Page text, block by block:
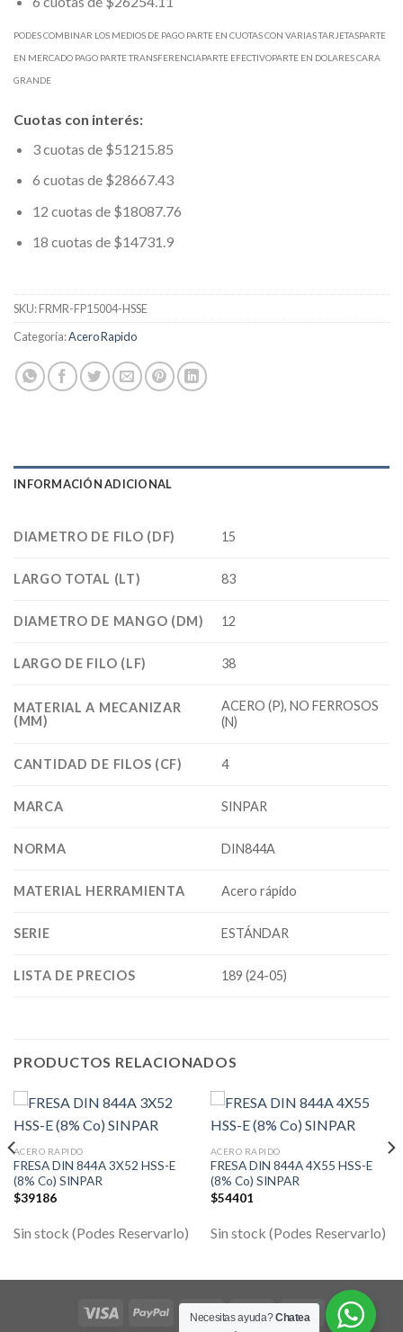
PODES COMBINAR LOS MEDIOS DE PAGO PARTE EN CUOTAS CON VARIAS TARJETASPARTE
EN MERCADO PAGO PARTE TRANSFERENCIAPARTE EFECTIVOPARTE EN DOLARES CARA
GRANDE
Cuotas con interés:
3 cuotas de $51215.85
6 cuotas de $28667.43
12 cuotas de $18087.76
18 cuotas de $14731.9
SKU:FRMR-FP15004-HSSE
Categoría:Acero Rapido
INFORMACIÓN ADICIONAL
DIAMETRO DE FILO (DF) 15
LARGO TOTAL (LT) 83
DIAMETRO DE MANGO (DM) 12
LARGO DE FILO (LF) 38
MATERIAL A MECANIZAR
(MM)
ACERO (P), NO FERROSOS
(N)
CANTIDAD DE FILOS (CF) 4
MARCA SINPAR
NORMA DIN844A
MATERIAL HERRAMIENTA Acero rápido
SERIE ESTÁNDAR
LISTA DE PRECIOS 189 (24-05)
PRODUCTOS RELACIONADOS
ACERO RAPIDO
FRESA DIN 844A 3X52 HSS-E
(8% Co) SINPAR
$39186
Sin stock (Podes Reservarlo)
ACERO RAPIDO
FRESA DIN 844A 4X55 HSS-E
(8% Co) SINPAR
$54401
Sin stock (Podes Reservarlo)
Necesitas ayuda?Chatea